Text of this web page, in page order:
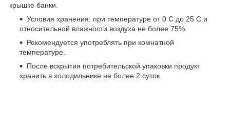
крышке банки.
Условия хранения: при температуре от 0 С до 25 С и
относительной влажности воздуха не более 75%.
Рекомендуется употреблять при комнатной
температуре.
После вскрытия потребительской упаковки продукт
хранить в холодильнике не более 2 суток.